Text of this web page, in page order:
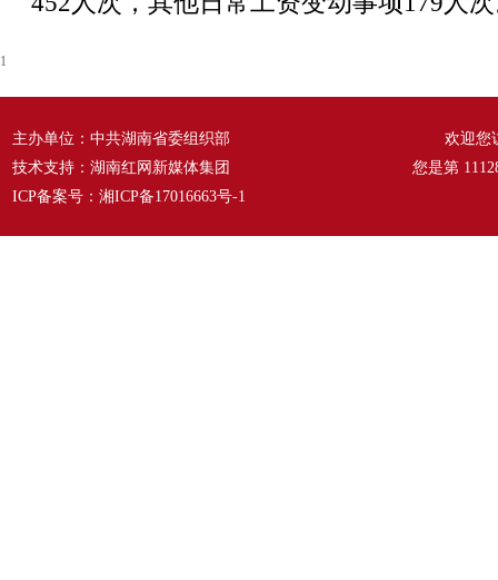
1
主办单位：中共湖南省委组织部
技术支持：湖南红网新媒体集团
ICP备案号： 湘ICP备17016663号-1
欢迎您
您是第